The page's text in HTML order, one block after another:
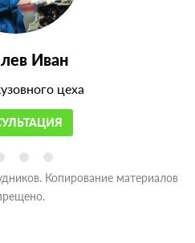
Иван
цеха
Копирование материалов